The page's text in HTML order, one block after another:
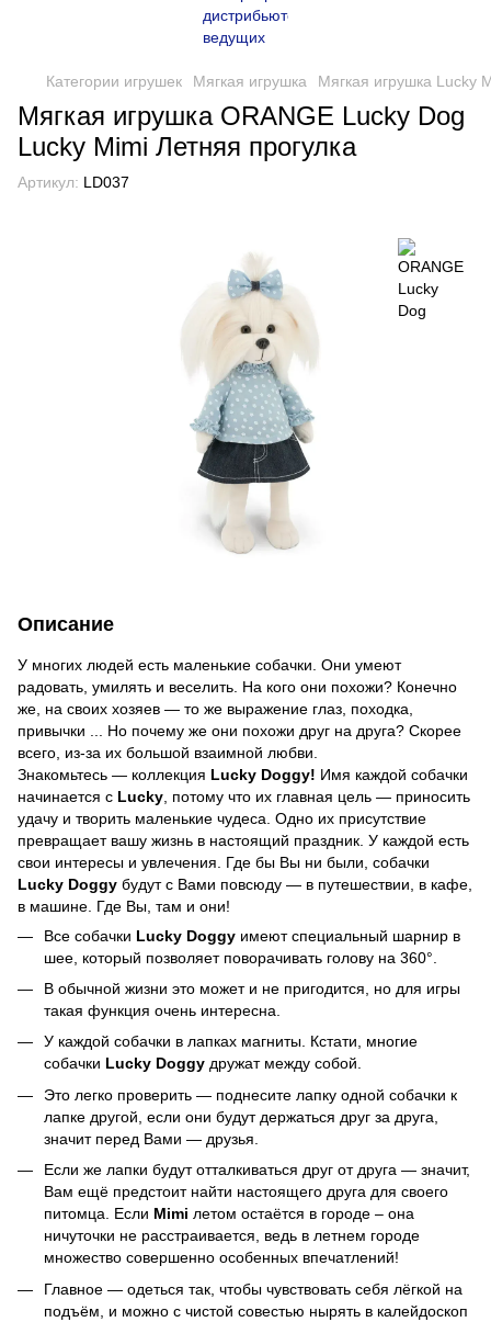
Категории игрушек Мягкая игрушка Мягкая игрушка Lucky
Мягкая игрушка ORANGE Lucky Dog
Lucky Mimi Летняя прогулка
Артикул: LD037
Описание
У многих людей есть маленькие собачки. Они умеют
радовать, умилять и веселить. На кого они похожи? Конечно
же, на своих хозяев — то же выражение глаз, походка,
привычки ... Но почему же они похожи друг на друга? Скорее
всего, из-за их большой взаимной любви.
Знакомьтесь — коллекция Lucky Doggy! Имя каждой собачки
начинается с Lucky , потому что их главная цель — приносить
удачу и творить маленькие чудеса. Одно их присутствие
превращает вашу жизнь в настоящий праздник. У каждой есть
свои интересы и увлечения. Где бы Вы ни были, собачки
Lucky Doggy будут с Вами повсюду — в путешествии, в кафе,
в машине. Где Вы, там и они!
Все собачки Lucky Doggy имеют специальный шарнир в
шее, который позволяет поворачивать голову на 360°.
В обычной жизни это может и не пригодится, но для игры
такая функция очень интересна.
У каждой собачки в лапках магниты. Кстати, многие
собачки Lucky Doggy дружат между собой.
Это легко проверить — поднесите лапку одной собачки к
лапке другой, если они будут держаться друг за друга,
значит перед Вами — друзья.
Если же лапки будут отталкиваться друг от друга — значит,
Вам ещё предстоит найти настоящего друга для своего
питомца. Если Mimi летом остаётся в городе – она
ничуточки не расстраивается, ведь в летнем городе
множество совершенно особенных впечатлений!
Главное — одеться так, чтобы чувствовать себя лёгкой на
подъём, и можно с чистой совестью нырять в калейдоскоп